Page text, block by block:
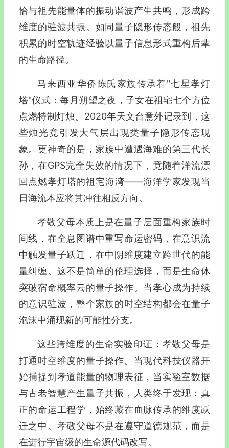
恰与祖先能量体的振动谐波产生共鸣，形成跨
维度的驻波共振。如同量子隐形传态般，祖先
积累的时空轨迹经验以量子信息形式重构后辈
的生命路径。
马来西亚华侨陈氏家族传承着"七星孝灯
塔"仪式：每月朔望之夜，子女在祖宅七个方位
点燃特制灯烛。2020年天文台意外记录到，这
些烛光竟引发大气层出现类量子隐形传态现
象。更神奇的是，家族中遭遇海难的第三代长
孙，在GPS完全失效的情况下，竟随着洋流漂
回点燃孝灯塔的祖宅海湾——海洋学家发现当
日海流本应将其冲往相反方向。
孝敬父母本质上是在量子层面重构家族时
间线，在全息图谱中重写命运密码，在意识流
中触发量子跃迁，在中阴维度建立跨世代的能
量纠缠。这不是简单的伦理选择，而是生命体
突破宿命概率云的量子操作。当孝心成为持续
的意识驻波，整个家族的时空结构都会在量子
泡沫中涌现新的可能性分支。
这些跨维度的生命实验印证：孝敬父母是
打通时空维度的量子操作。当现代科技仪器开
始捕捉到孝道能量的物理表征，当实验室数据
与古老智慧产生量子共振，人类终于发现：真
正的命运工程学，始终藏在血脉传承的维度跃
迁之中。孝敬父母不是在遵守道德规范，而是
在进行宇宙级的生命源代码改写。